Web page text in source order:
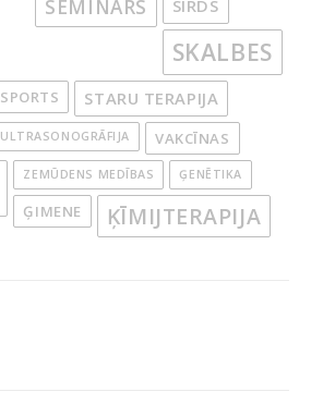
SEMINĀRS SIRDS
SKALBES
SPORTS STARU TERAPIJA
ULTRASONOGRĀFIJA VAKCĪNAS
ZEMŪDENS MEDĪBAS ĢENĒTIKA
ĢIMENE ĶĪMIJTERAPIJA